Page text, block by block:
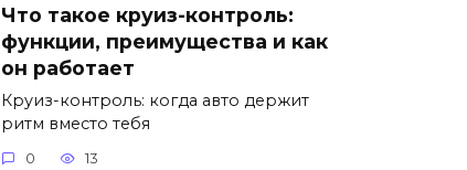
Что такое круиз-контроль:
функции, преимущества и как
он работает
Круиз-контроль: когда авто держит
ритм вместо тебя
0 13